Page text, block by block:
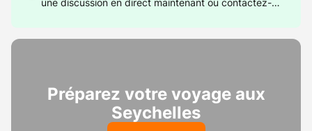
Préparez votre voyage aux
Seychelles